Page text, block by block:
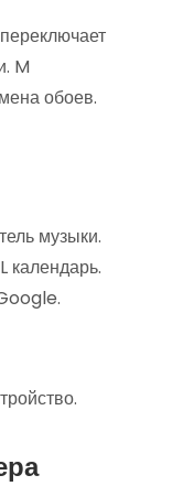
M
обоев.
музыки.
календарь.